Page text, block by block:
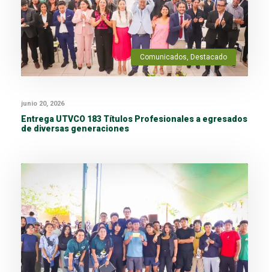
Comunicados, Destacado
junio 20, 2026
Entrega UTVCO 183 Títulos Profesionales a egresados
de diversas generaciones